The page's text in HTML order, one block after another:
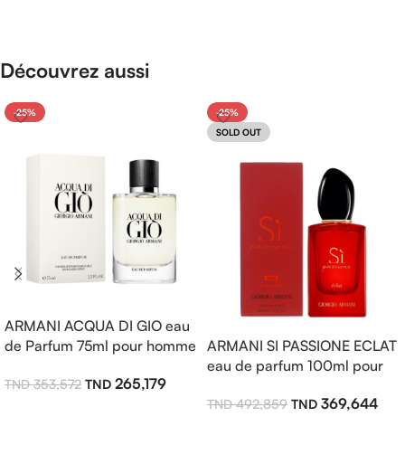
Découvrez aussi
-25%
ARMANI ACQUA DI GIO eau
de Parfum 75ml pour homme
353,572 265,179
-25%
SOLD OUT
ARMANI SI PASSIONE ECLAT
eau de parfum 100ml pour
492,859 369,644